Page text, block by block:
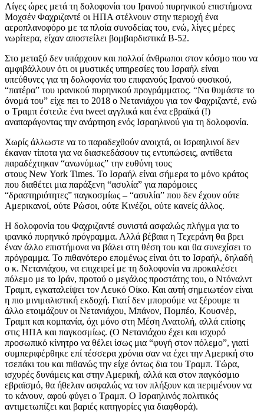
Λίγες ώρες μετά τη δολοφονία του Ιρανού πυρηνικού επιστήμονα
Μοχσέν Φαχριζαντέ οι ΗΠΑ στέλνουν στην περιοχή ένα
αεροπλανοφόρο με τα πλοία συνοδείας του, ενώ, λίγες μέρες
νωρίτερα, είχαν αποστείλει βομβαρδιστικά Β-52.
Στο μεταξύ δεν υπάρχουν και πολλοί άνθρωποι στον κόσμο που να
αμφιβάλλουν ότι οι μυστικές υπηρεσίες του Ισραήλ είναι
υπεύθυνες για τη δολοφονία του επιφανούς Ιρανού φυσικού,
“πατέρα” του ιρανικού πυρηνικού προγράμματος. “Nα θυμάστε το
όνομά του” είχε πει το 2018 ο Νετανιάχου για τον Φαχριζαντέ, ενώ
ο Τραμπ έστειλε ένα tweet αγγλικά και ένα εβραϊκά (!)
αναπαράγοντας την ανάρτηση ενός Ισραηλινού για τη δολοφονία.
Χωρίς άλλωστε να το παραδεχθούν ανοιχτά, οι Iσραηλινοί δεν
έκαναν τίποτα για να διασκεδάσουν τις εντυπώσεις, αντίθετα
παραδέχτηκαν “ανωνύμως” την ευθύνη τους
στους New York Times. Το Ισραήλ είναι σήμερα το μόνο κράτος
που διαθέτει μια παράξενη “ασυλία” για παρόμοιες
“δραστηριότητες” παγκοσμίως – “ασυλία” που δεν έχουν ούτε
Αμερικανοί, ούτε Ρώσοι, ούτε Κινέζοι, ούτε κανείς άλλος.
Η δολοφονία του Φαχριζαντέ συνιστά ασφαλώς πλήγμα για το
ιρανικό πυρηνικό πρόγραμμα. Αλλά βέβαια η Τεχεράνη θα βρει
έναν άλλο επιστήμονα να βάλει στη θέση του και θα συνεχίσει το
πρόγραμμα. Το πιθανότερο επομένως είναι ότι το Ισραήλ, δηλαδή
ο κ. Νετανιάχου, να επιχειρεί με τη δολοφονία να προκαλέσει
πόλεμο με το Ιράν, προτού ο μεγάλος προστάτης του, ο Ντόναλντ
Τραμπ, εγκαταλείψει τον Λευκό Οίκο. Και αυτή σημειωτέον είναι
η πιο μινιμαλιστική εκδοχή. Γιατί δεν μπορούμε να ξέρουμε τι
άλλο ετοιμάζουν οι Νετανιάχου, Μπάνον, Πομπέο, Κουσνέρ,
Τραμπ και κομπανία, όχι μόνο στη Μέση Ανατολή, αλλά επίσης
στις ΗΠΑ και παγκοσμίως. (Ο Νετανιάχου έχει και ισχυρό
προσωπικό κίνητρο να θέλει ίσως μια “φυγή στον πόλεμο”, γιατί
συμπεριφέρθηκε επί τέσσερα χρόνια σαν να έχει την Αμερική στο
τσεπάκι του και πιθανώς την είχε όντως δια του Τραμπ. Τώρα,
ισχυρές δυνάμεις και στην Αμερική, αλλά και στον παγκόσμιο
εβραϊσμό, θα ήθελαν ασφαλώς να τον πλήξουν και περιμένουν να
το κάνουν, αφού φύγει ο Τραμπ. Ο Ισραηλινός πολιτικός
αντιμετωπίζει και βαριές κατηγορίες για διαφθορά).